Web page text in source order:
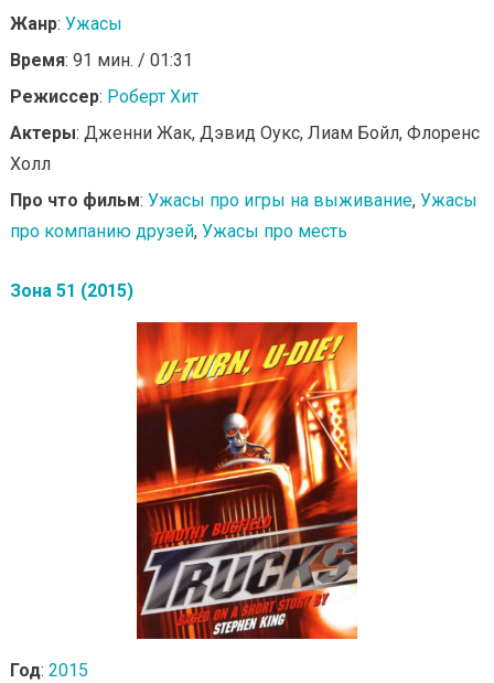
Жанр: Ужасы
Время: 91 мин. / 01:31
Режиссер: Роберт Хит
Актеры: Дженни Жак, Дэвид Оукс, Лиам Бойл, Флоренс
Холл
Про что фильм: Ужасы про игры на выживание, Ужасы
про компанию друзей, Ужасы про месть
Зона 51 (2015)
Год: 2015